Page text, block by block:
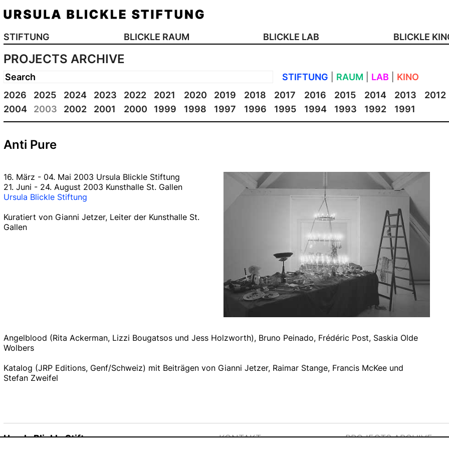
STIFTUNG BLICKLE RAUM BLICKLE LAB BLICKLE
PROJECTS ARCHIVE
STIFTUNG RAUM LAB
KINO
2026
2025 2024 2023 2022 2021 2020 2019 2018 2017 2016 2015 2014 2013 2012
2004
2003 2002 2001 2000 1999 1998 1997 1996 1995 1994 1993 1992 1991
Anti Pure
16. März - 04. Mai 2003 Ursula Blickle Stiftung
21. Juni - 24. August 2003 Kunsthalle St. Gallen
Ursula Blickle Stiftung
Kuratiert von Gianni Jetzer, Leiter der Kunsthalle St.
Gallen
Angelblood (Rita Ackerman, Lizzi Bougatsos und Jess Holzworth), Bruno Peinado, Frédéric Post, Saskia Olde
Wolbers
Katalog (JRP Editions, Genf/Schweiz) mit Beiträgen von Gianni Jetzer, Raimar Stange, Francis McKee und
Stefan Zweifel
Ursula Blickle Stiftung
KONTAKT PROJECTS ARCHIVE